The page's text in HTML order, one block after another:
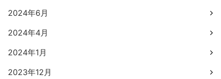
2024年6月
2024年4月
2024年1月
2023年12月